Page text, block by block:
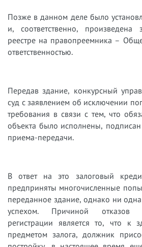
Позже в данном деле было
и, соответственно,
реестре на правопреемника –
ответственностью.
Передав здание, конкурсный
суд с заявлением об исключении
требования в связи с тем, что
объекта было исполнены, подписан
приема-передачи.
В ответ на это залоговый
предприняты многочисленные
переданное здание, однако ни
успехом. Причиной отказов
регистрации является то, что к
предметом залога, должник